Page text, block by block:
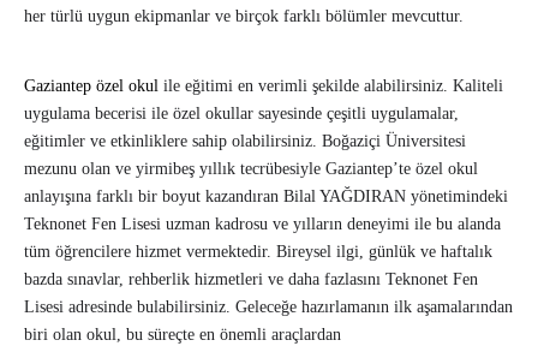
her türlü uygun ekipmanlar ve birçok farklı bölümler mevcuttur.
Gaziantep özel okul ile eğitimi en verimli şekilde alabilirsiniz. Kaliteli
uygulama becerisi ile özel okullar sayesinde çeşitli uygulamalar,
eğitimler ve etkinliklere sahip olabilirsiniz. Boğaziçi Üniversitesi
mezunu olan ve yirmibeş yıllık tecrübesiyle Gaziantep’te özel okul
anlayışına farklı bir boyut kazandıran Bilal YAĞDIRAN yönetimindeki
Teknonet Fen Lisesi uzman kadrosu ve yılların deneyimi ile bu alanda
tüm öğrencilere hizmet vermektedir. Bireysel ilgi, günlük ve haftalık
bazda sınavlar, rehberlik hizmetleri ve daha fazlasını Teknonet Fen
Lisesi adresinde bulabilirsiniz. Geleceğe hazırlamanın ilk aşamalarından
biri olan okul, bu süreçte en önemli araçlardan